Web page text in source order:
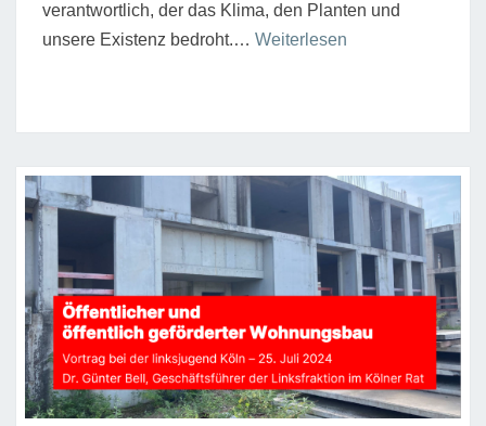
verantwortlich, der das Klima, den Planten und
unsere Existenz bedroht.… Weiterlesen
Plädoyer
gegen
die
Wegwerfideologie
des
Kapitalismus”